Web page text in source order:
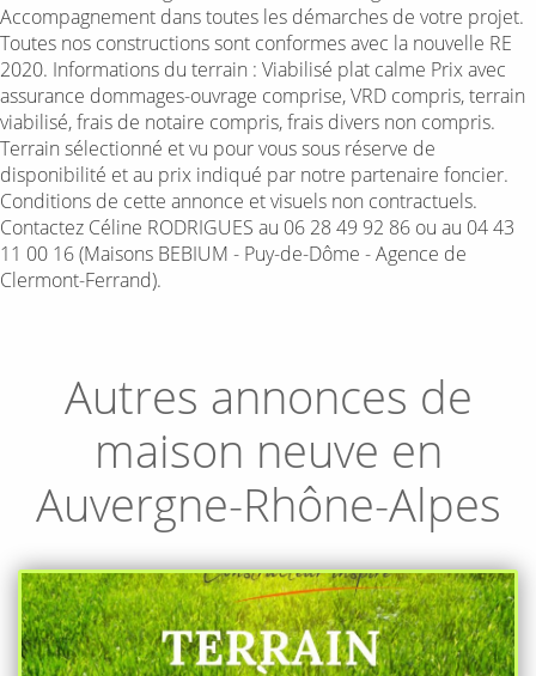
Accompagnement dans toutes les démarches de votre projet.
Toutes nos constructions sont conformes avec la nouvelle RE
2020. Informations du terrain : Viabilisé plat calme Prix avec
assurance dommages-ouvrage comprise, VRD compris, terrain
viabilisé, frais de notaire compris, frais divers non compris.
Terrain sélectionné et vu pour vous sous réserve de
disponibilité et au prix indiqué par notre partenaire foncier.
Conditions de cette annonce et visuels non contractuels.
Contactez Céline RODRIGUES au 06 28 49 92 86 ou au 04 43
11 00 16 (Maisons BEBIUM - Puy-de-Dôme - Agence de
Clermont-Ferrand).
Autres annonces de
maison neuve en
Auvergne-Rhône-Alpes